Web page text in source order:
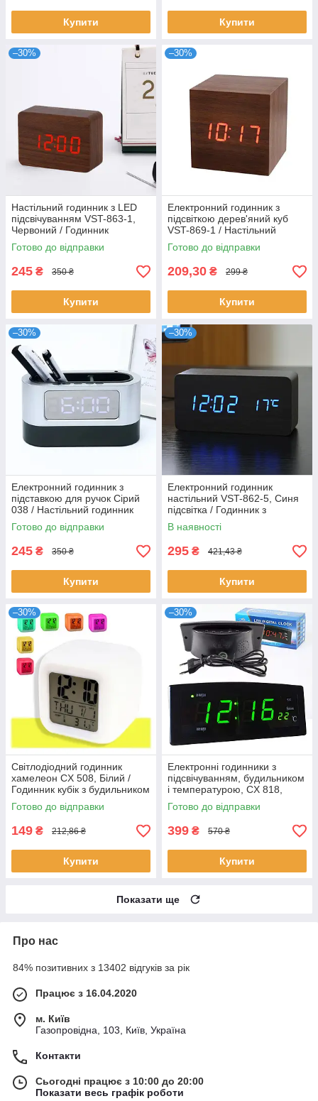
Купити Купити
–30%
Настільний годинник з LED
підсвічуванням VST-863-1,
Червоний / Годинник
настільний електронний
Готово до відправки
245 ₴ 350 ₴
Купити
–30%
Електронний годинник з
підсвіткою дерев'яний куб
VST-869-1 / Настільний
годинник з підсвіткою
Готово до відправки
209,30 ₴ 299 ₴
Купити
–30%
Електронний годинник з
підставкою для ручок Сірий
038 / Настільний годинник
підставка з USB
Готово до відправки
245 ₴ 350 ₴
Купити
–30%
Електронний годинник
настільний VST-862-5, Синя
підсвітка / Годинник з
датчиком температури /
Годинник з підсвіткою
В наявності
295 ₴ 421,43 ₴
Купити
–30%
Світлодіодний годинник
хамелеон CX 508, Білий /
Годинник кубік з будильником
і термометром /
ЕлектроннийLED годинник-
нічник
Готово до відправки
149 ₴ 212,86 ₴
Купити
–30%
Електронні годинники з
підсвічуванням, будильником
і температурою, CX 818,
Зелений / Настільний
годинник будильник
Готово до відправки
399 ₴ 570 ₴
Купити
Показати ще
Про нас
84% позитивних з 13402 відгуків за рік
Працює з 16.04.2020
м. Київ
Газопровідна, 103, Київ, Україна
Контакти
Сьогодні працює з 10:00 до 20:00
Показати весь графік роботи